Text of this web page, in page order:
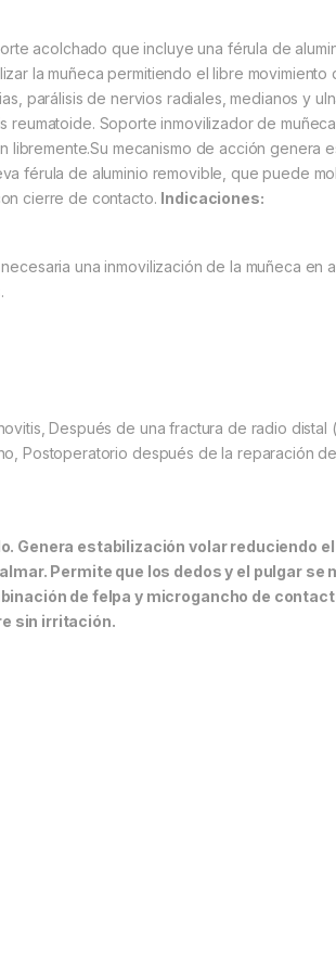
acolchado que incluye una férula de
la muñeca permitiendo el libre movimiento
parálisis de nervios radiales, medianos y
reumatoide. Soporte inmovilizador de
mecanismo de acción genera
férula de aluminio removible, que puede
cierre de contacto. Indicaciones:
una inmovilización de la muñeca en
Después de una fractura de radio distal
Postoperatorio después de la reparación
Genera estabilización volar reduciendo
Permite que los dedos y el pulgar se
de felpa y microgancho de
sin irritación.